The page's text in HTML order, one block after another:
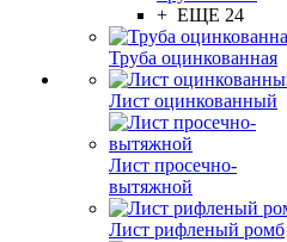
+ ЕЩЕ 24
Труба оцинкованная
Лист оцинкованный
Лист просечно-
вытяжной
Лист рифленый ромб